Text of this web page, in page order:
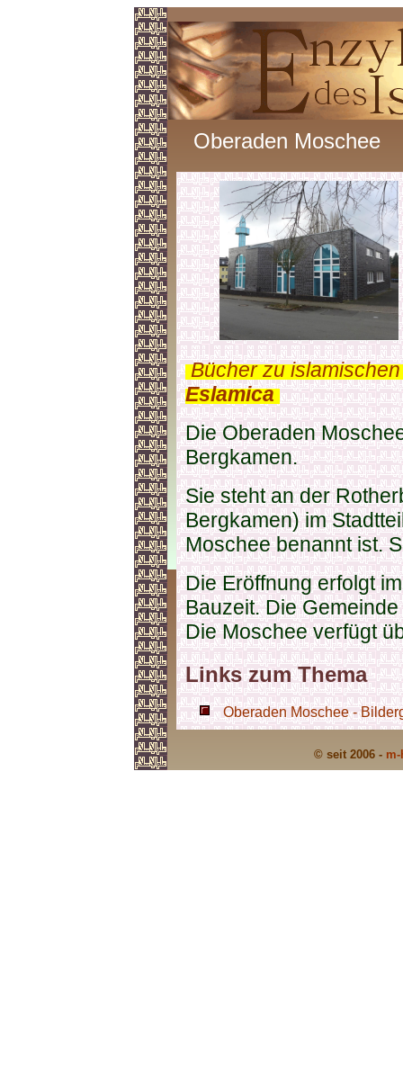
Oberaden Moschee
.Bücher zu
Eslamica.
Die Oberaden
Bergkamen.
Sie steht an der
Bergkamen) im
Moschee benannt ist.
Die Eröffnung erfolgt
Bauzeit. Die
Die Moschee verfügt
Links zum Thema
Oberaden Moschee -
© seit 2006 -